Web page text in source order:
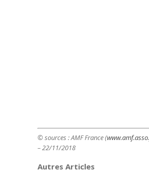
© sources : AMF France (
– 22/11/2018
Autres Articles